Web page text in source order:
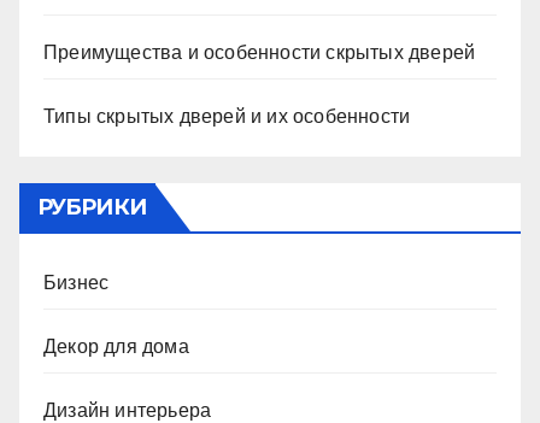
Преимущества и особенности скрытых дверей
Типы скрытых дверей и их особенности
РУБРИКИ
Бизнес
Декор для дома
Дизайн интерьера